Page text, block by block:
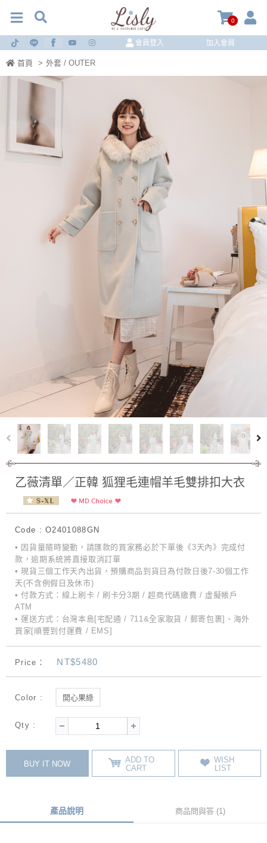
0
會員登入 加入會員
首頁 > 外套 / OUTER
乙薇清單／正韓 狐狸毛連帽羊毛雙排扣大衣
Code : O2401088GN
• 因貨量隨時變動，請匯款的買家務必於下單後《3天內》完成付
款，逾期系統將直接取消訂單
• 現貨三個工作天內出貨，預購商品到貨日為付款日後7-30個工作
天(不含例假日及休市)
• 付款方式：線上刷卡 / 刷卡分3期 / 超商代碼繳費 / 虛擬帳戶
ATM
• 運送方式：台灣本島[宅配通 / 711&全家取貨 / 郵寄包裹]、海外
買家[順豐到付運費 / EMS]
Price： NT$5480
Color : 開心果綠
Qty :
BUY IT NOW
ADD TO
CART
WISH
LIST
產品說明 商品問與答 (1)